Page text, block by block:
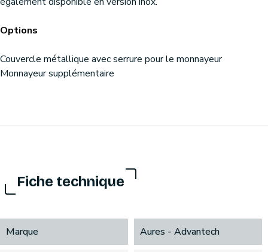
Options
Couvercle métallique avec serrure pour le monnayeur
Monnayeur supplémentaire
Fiche technique
Marque Aures - Advantech